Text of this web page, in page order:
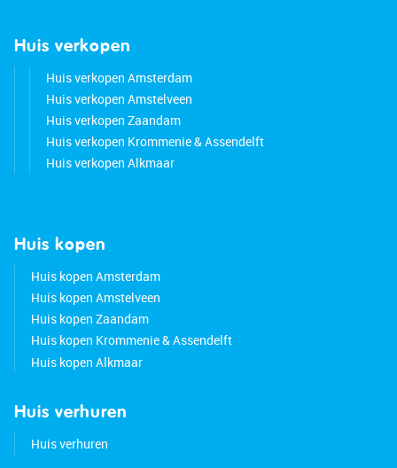
Huis verkopen
Huis verkopen Amsterdam
Huis verkopen Amstelveen
Huis verkopen Zaandam
Huis verkopen Krommenie & Assendelft
Huis verkopen Alkmaar
Huis kopen
Huis kopen Amsterdam
Huis kopen Amstelveen
Huis kopen Zaandam
Huis kopen Krommenie & Assendelft
Huis kopen Alkmaar
Huis verhuren
Huis verhuren